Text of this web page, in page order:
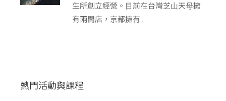
⽣所創立經營。⽬前在台灣芝⼭天⺟擁
有兩間店，京都擁有...
熱門活動與課程